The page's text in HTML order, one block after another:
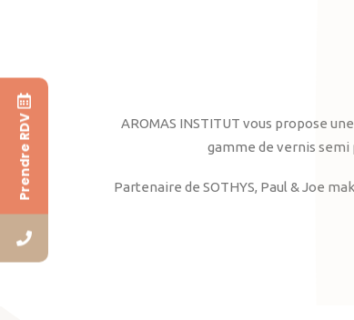
AROMAS INSTITUT vous propose
gamme de vernis semi
Partenaire de SOTHYS, Paul & Joe
Prendre RDV